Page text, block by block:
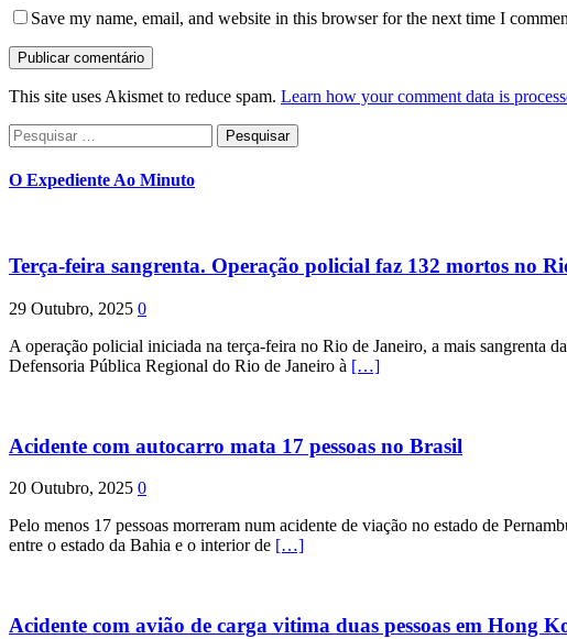
Save my name, email, and website in this browser for the next time I
This site uses Akismet to reduce spam. Learn how your comment data is
Pesquisar
por:
O Expediente Ao Minuto
Terça-feira sangrenta. Operação policial faz 132 mortos no
29 Outubro, 2025 0
A operação policial iniciada na terça-feira no Rio de Janeiro, a mais sangrenta
Defensoria Pública Regional do Rio de Janeiro à […]
Acidente com autocarro mata 17 pessoas no Brasil
20 Outubro, 2025 0
Pelo menos 17 pessoas morreram num acidente de viação no estado de
entre o estado da Bahia e o interior de […]
Acidente com avião de carga vitima duas pessoas em Hong